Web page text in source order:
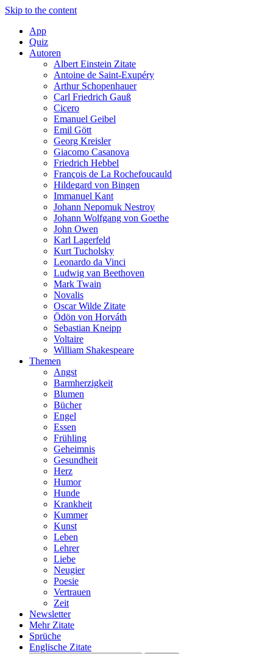
Skip to the content
App
Quiz
Autoren
Albert Einstein Zitate
Antoine de Saint-Exupéry
Arthur Schopenhauer
Carl Friedrich Gauß
Cicero
Emanuel Geibel
Emil Gött
Georg Kreisler
Giacomo Casanova
Friedrich Hebbel
François de La Rochefoucauld
Hildegard von Bingen
Immanuel Kant
Johann Nepomuk Nestroy
Johann Wolfgang von Goethe
John Owen
Karl Lagerfeld
Kurt Tucholsky
Leonardo da Vinci
Ludwig van Beethoven
Mark Twain
Novalis
Oscar Wilde Zitate
Ödön von Horváth
Sebastian Kneipp
Voltaire
William Shakespeare
Themen
Angst
Barmherzigkeit
Blumen
Bücher
Engel
Essen
Frühling
Geheimnis
Gesundheit
Herz
Humor
Hunde
Krankheit
Kummer
Kunst
Leben
Lehrer
Liebe
Neugier
Poesie
Vertrauen
Zeit
Newsletter
Mehr Zitate
Sprüche
Englische Zitate